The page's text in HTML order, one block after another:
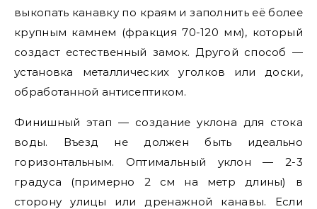
выкопать канавку по краям и заполнить её более
крупным камнем (фракция 70-120 мм), который
создаст естественный замок. Другой способ —
установка металлических уголков или доски,
обработанной антисептиком.
Финишный этап — создание уклона для стока
воды. Въезд не должен быть идеально
горизонтальным. Оптимальный уклон — 2-3
градуса (примерно 2 см на метр длины) в
сторону улицы или дренажной канавы. Если